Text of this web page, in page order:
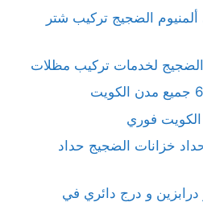
الضجيج تركيب شتر
لخدمات تركيب مظلات
فوري
خزانات الضجيج حداد
و درج دائري في